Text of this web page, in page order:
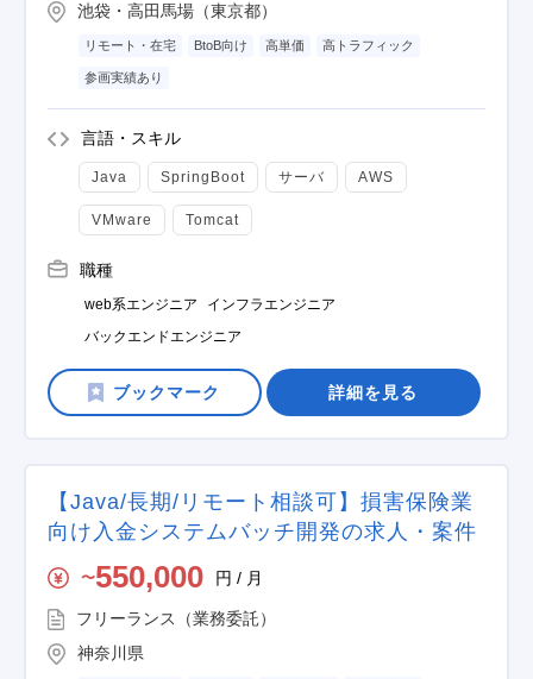
池袋・高田馬場（東京都）
リモート・在宅 BtoB向け 高単価 高トラフィック
参画実績あり
言語・スキル
Java SpringBoot サーバ AWS
VMware Tomcat
職種
web系エンジニア
インフラエンジニア
バックエンドエンジニア
詳細を見る
【Java/長期/リモート相談可】損害保険業
向け入金システムバッチ開発の求人・案件
〜550,000 円 / 月
フリーランス（業務委託）
神奈川県